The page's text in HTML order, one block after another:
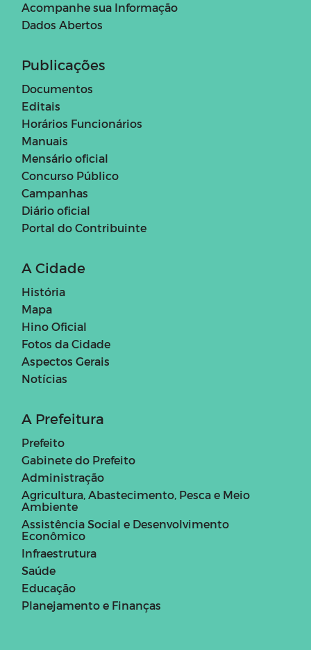
Acompanhe sua Informação
Dados Abertos
Publicações
Documentos
Editais
Horários Funcionários
Manuais
Mensário oficial
Concurso Público
Campanhas
Diário oficial
Portal do Contribuinte
A Cidade
História
Mapa
Hino Oficial
Fotos da Cidade
Aspectos Gerais
Notícias
A Prefeitura
Prefeito
Gabinete do Prefeito
Administração
Agricultura, Abastecimento, Pesca e Meio
Ambiente
Assistência Social e Desenvolvimento
Econômico
Infraestrutura
Saúde
Educação
Planejamento e Finanças